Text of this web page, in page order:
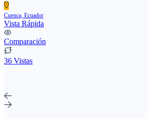
Cuenca, Ecuador
Vista Rápida
Comparación
36 Vistas